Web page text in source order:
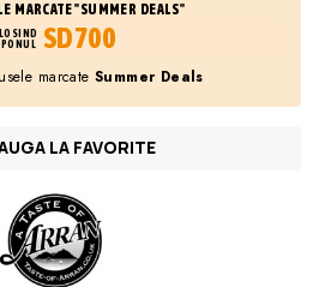
MARCATE "SUMMER DEALS"
SD700
marcate Summer Deals
LA FAVORITE